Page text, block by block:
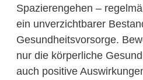
Spazierengehen –
ein unverzichtbarer
Gesundheitsvorsorge.
nur die körperliche
auch positive